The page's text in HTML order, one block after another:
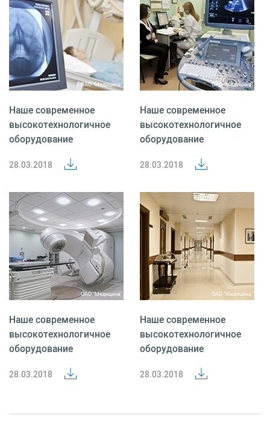
Наше современное
высокотехнологичное
оборудование
28.03.2018
Наше современное
высокотехнологичное
оборудование
28.03.2018
Наше современное
высокотехнологичное
оборудование
28.03.2018
Наше современное
высокотехнологичное
оборудование
28.03.2018